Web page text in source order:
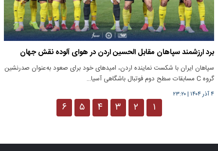
برد ارزشمند سپاهان مقابل الحسین اردن در هوای آلوده نقش جهان
سپاهان ایران با شکست نماینده اردن، امیدهای خود برای صعود به‌عنوان صدرنشین
گروه C مسابقات سطح دوم فوتبال باشگاهی آسیا…
۴ آذر ۱۴۰۴ |۲۳:۲۰
۱ ۲ ۳ ۴ ۵ ۶